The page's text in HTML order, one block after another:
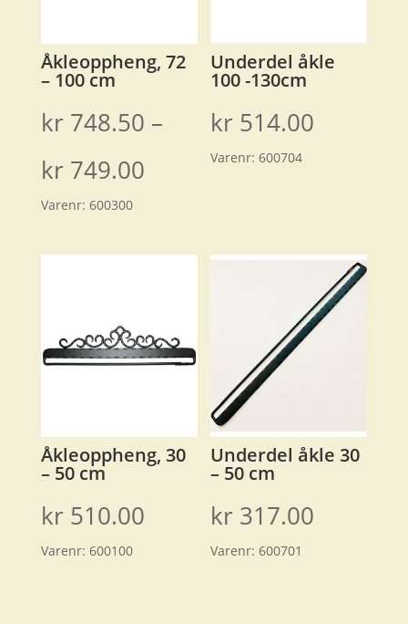
Åkleoppheng, 72
– 100 cm
kr 748.50 –
kr 749.00Prisområde:
til
Varenr: 600300
Underdel åkle
100 -130cm
kr 514.00
Varenr:600704
Åkleoppheng, 30
– 50 cm
kr 510.00
Varenr: 600100
Underdel åkle 30
– 50 cm
kr 317.00
Varenr:600701